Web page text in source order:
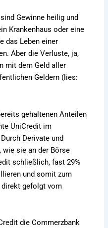
Gewinne heilig und
Krankenhaus oder eine
das Leben einer
Aber die Verluste, ja,
mit dem Geld aller
Geldern (lies:
gehaltenen Anteilen
UniCredit im
Derivate und
wie sie an der Börse
schließlich, fast 29%
und somit zum
direkt gefolgt vom
die Commerzbank